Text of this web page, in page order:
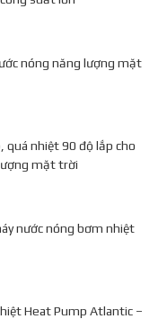
nóng năng lượng mặt
quá nhiệt 90 độ lắp cho
mặt trời
nước nóng bơm nhiệt
Heat Pump Atlantic –